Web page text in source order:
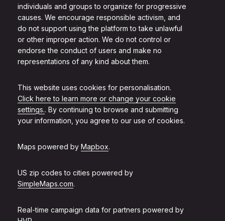
individuals and groups to organize for progressive
causes. We encourage responsible activism, and
do not support using the platform to take unlawful
or other improper action. We do not control or
endorse the conduct of users and make no
representations of any kind about them.
This website uses cookies for personalisation.
Click here to learn more or change your cookie
settings.. By continuing to browse and submitting
your information, you agree to our use of cookies.
Maps powered by Mapbox.
US zip codes to cities powered by
SimpleMaps.com.
Real-time campaign data for partners powered by